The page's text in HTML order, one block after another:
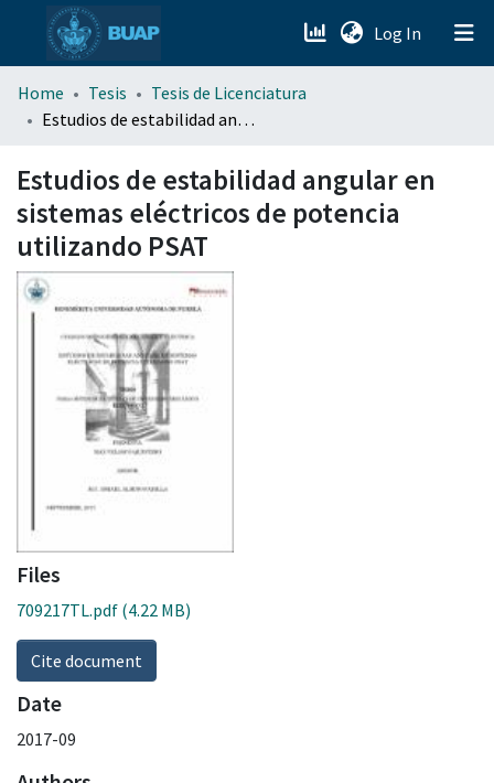
Log In (current)
menu.section.about_menu
Home Tesis
Tesis de Licenciatura
Estudios de estabilidad angular en sistemas eléctricos de potencia utilizando PSAT
Estudios de estabilidad angular en
sistemas eléctricos de potencia
utilizando PSAT
Files
709217TL.pdf (4.22 MB)
Cite document
Date
2017-09